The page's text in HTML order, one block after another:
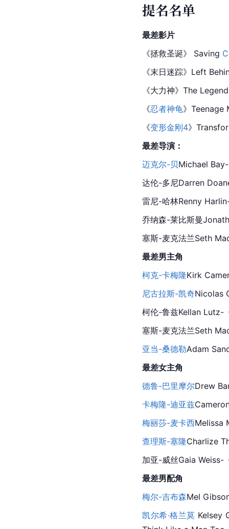
提名名单
最差影片
《拯救圣诞》 Saving
《末日迷踪》Left
《大力神》The
《忍者神龟》Teenage
《变形金刚4》
最差导演：
迈克尔-贝Michael
达伦-多尼Darren
雷尼-哈林Renny
乔纳森-莱比斯曼
塞斯-麦克法兰Seth
最差男主角
柯克-卡梅隆Kirk
尼古拉斯-凯奇Nicolas
柯伦-鲁兹Kellan Lutz-
塞斯-麦克法兰Seth
亚当-桑德勒Adam
最差女主角
德鲁-巴里摩尔Drew
卡梅隆-迪亚兹
梅丽莎-麦卡西Melissa
查理斯-塞隆Charlize
加亚-威丝Gaia Weiss-
最差男配角
梅尔-吉布森Mel
凯尔希·格兰莫 Kelsey